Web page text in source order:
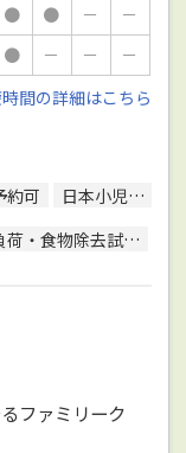
● ● －
－
● － －
－
間の詳細はこちら
約可
日本小児科学会小児科専門医
・食物除去試験
ファミリーク